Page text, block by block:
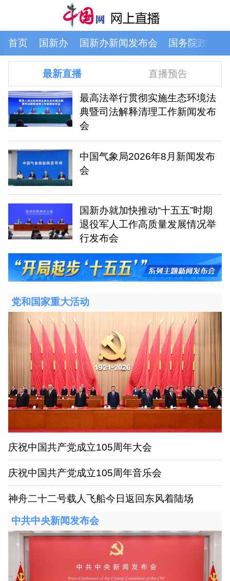
首页 国新办 国新办新闻发布会 国务院政策
最新直播
最高法举行贯彻实施生态环境法
典暨司法解释清理工作新闻发布
会
中国气象局2026年8月新闻发布
会
国新办就加快推动“十五五”时期
退役军人工作高质量发展情况举
行发布会
直播预告
党和国家重大活动
庆祝中国共产党成立105周年大会
庆祝中国共产党成立105周年音乐会
神舟二十二号载人飞船今日返回东风着陆场
中共中央新闻发布会